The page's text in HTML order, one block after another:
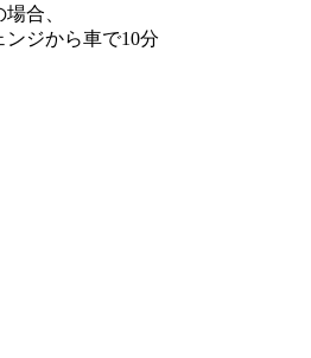
合、
ジから車で10分